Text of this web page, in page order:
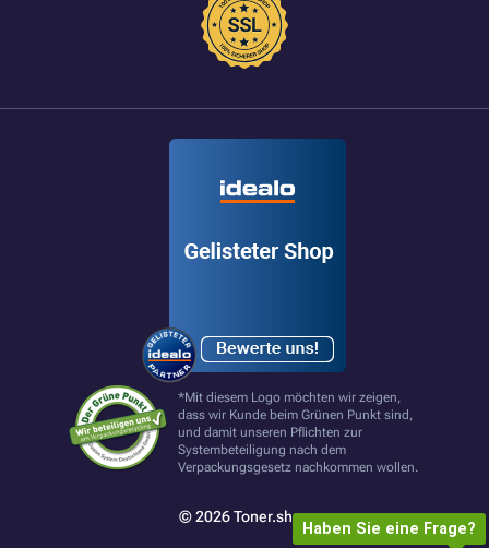
*Mit diesem Logo möchten wir zeigen,
dass wir Kunde beim Grünen Punkt sind,
und damit unseren Pflichten zur
Systembeteiligung nach dem
Verpackungsgesetz nachkommen wollen.
© 2026 Toner.shop
Haben Sie eine Frage?